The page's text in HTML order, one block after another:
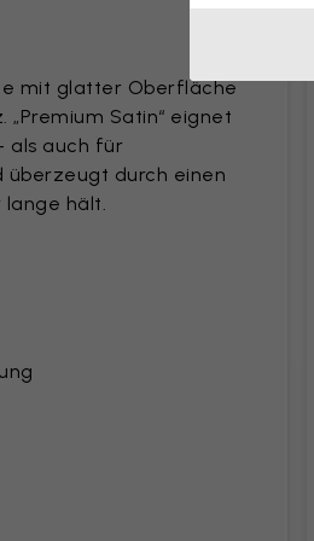
mit glatter Oberfläche
Satin“ eignet
als auch für
überzeugt durch einen
hält.